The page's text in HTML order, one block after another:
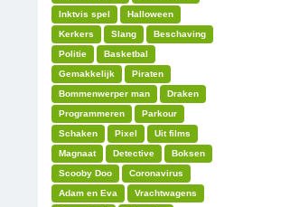
Inktvis spel
Halloween
Kerkers
Slang
Beschaving
Politie
Basketbal
Gemakkelijk
Piraten
Bommenwerper man
Draken
Programmeren
Parkour
Schaken
Pixel
Uit films
Magnaat
Detective
Boksen
Scooby Doo
Coronavirus
Adam en Eva
Vrachtwagens